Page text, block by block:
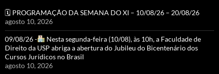
🗓 PROGRAMAÇÃO DA SEMANA DO XI – 10/08/26 – 20/08/26
agosto 10, 2026
09/08/26 -
Nesta segunda-feira (10/08), às 10h, a Faculdade de
Direito da USP abriga a abertura do Jubileu do Bicentenário dos
Cursos Jurídicos no Brasil
agosto 10, 2026